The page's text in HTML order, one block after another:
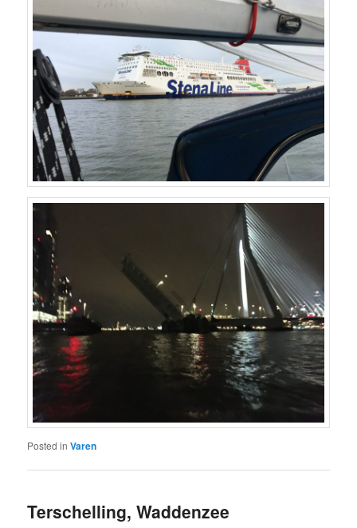
Posted in Varen
Terschelling, Waddenzee